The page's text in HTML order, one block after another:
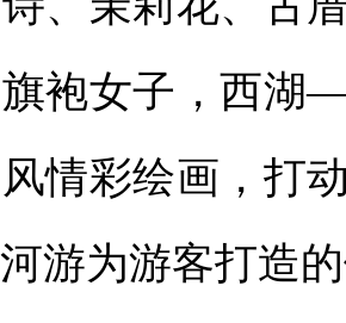
袍女子，西湖
情彩绘画，打
游为游客打造